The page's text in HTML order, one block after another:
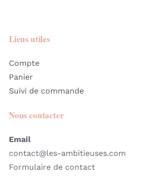
Liens utiles
Compte
Panier
Suivi de commande
Nous contacter
Email
contact@les-ambitieuses.com
Formulaire de contact